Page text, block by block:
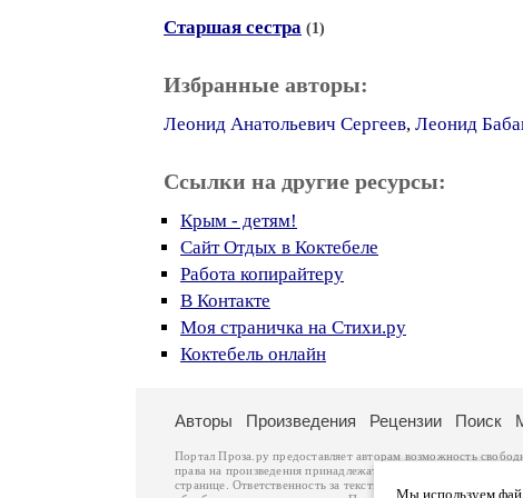
Старшая сестра (1)
Избранные авторы:
Леонид Анатольевич Сергеев, Леонид
Ссылки на другие ресурсы:
Крым - детям!
Сайт Отдых в Коктебеле
Работа копирайтеру
В Контакте
Моя страничка на Стихи.ру
Коктебель онлайн
Мы используем
Авторы Произведения Рецензии Поиск
Портал Проза.ру предоставляет авторам возможность
права на произведения принадлежат авторам и охраняются
странице. Ответственность за тексты произведений авторы